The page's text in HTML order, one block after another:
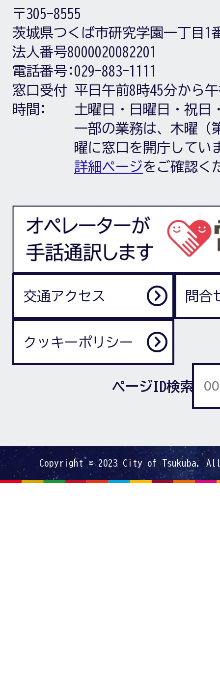
〒305-8555
茨城県つくば市研究学園一丁目1
法人番号8000020082201
電話番号: 029-883-1111
窓口受付
時間:
平日午前8時45分から
土曜日・日曜日・祝日
一部の業務は、木曜（
曜に窓口を開庁してい
詳細ページをご確認く
交通アクセス 問合
クッキーポリシー
ページID検索
Copyright © 2023 City of Tsukuba.